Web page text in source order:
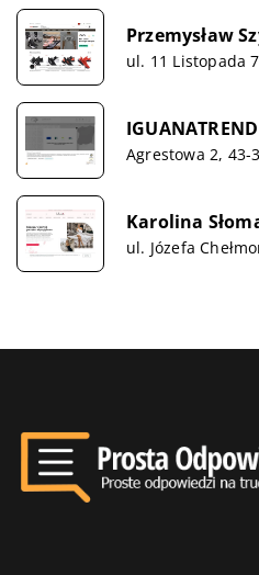
Przemysław
ul. 11 Listopada
Agrestowa 2, 43-
Karolina
ul. Józefa